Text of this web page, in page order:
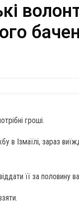
гроші.
в Ізмаїлі, зараз
її за половину